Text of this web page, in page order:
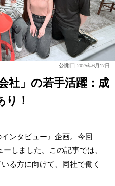
公開日:2025年6月17日
社」の若手活躍：成
！
ンタビュー』企画。今回
しました。この記事では、
る方に向けて、同社で働く